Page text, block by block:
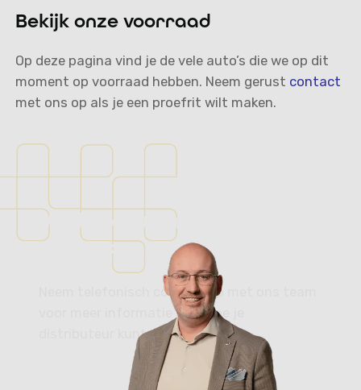
Bekijk onze voorraad
Op deze pagina vind je de vele auto’s die we op dit
moment op voorraad hebben. Neem gerust contact
met ons op als je een proefrit wilt maken.
Vertrouwd in auto’s, al
sinds 1975.
Neem telefonisch contact op met ons team
voor meer informatie over hoe je
distributeur kunt worden.